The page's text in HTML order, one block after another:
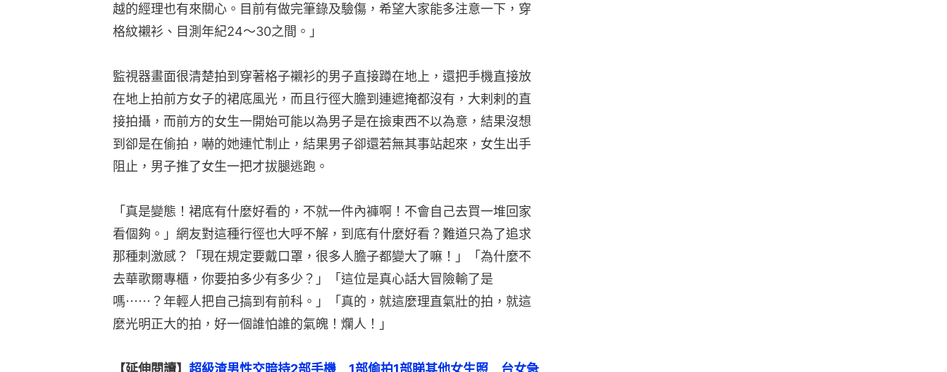
越的經理也有來關心。目前有做完筆錄及驗傷，希望大家能多注意一下，穿
格紋襯衫、目測年紀24～30之間。」
監視器畫面很清楚拍到穿著格子襯衫的男子直接蹲在地上，還把手機直接放
在地上拍前方女子的裙底風光，而且行徑大膽到連遮掩都沒有，大剌剌的直
接拍攝，而前方的女生一開始可能以為男子是在撿東西不以為意，結果沒想
到卻是在偷拍，嚇的她連忙制止，結果男子卻還若無其事站起來，女生出手
阻止，男子推了女生一把才拔腿逃跑。
「真是變態！裙底有什麼好看的，不就一件內褲啊！不會自己去買一堆回家
看個夠。」網友對這種行徑也大呼不解，到底有什麼好看？難道只為了追求
那種刺激感？「現在規定要戴口罩，很多人膽子都變大了嘛！」「為什麼不
去華歌爾專櫃，你要拍多少有多少？」「這位是真心話大冒險輸了是
嗎⋯⋯？年輕人把自己搞到有前科。」「真的，就這麼理直氣壯的拍，就這
麼光明正大的拍，好一個誰怕誰的氣魄！爛人！」
【延伸閱讀】 超級渣男性交暗持2部手機　1部偷拍1部睇其他女生照　台女急